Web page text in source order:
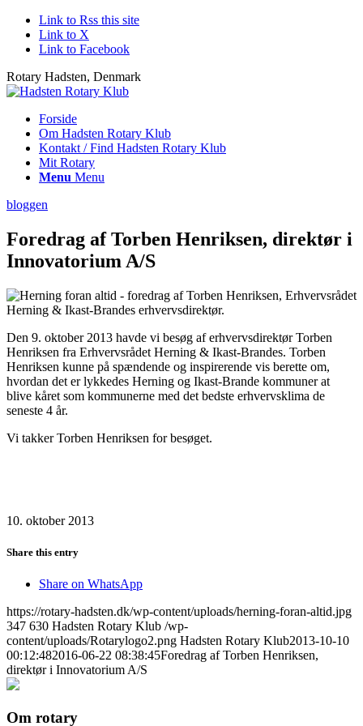
Link to Rss this site
Link to X
Link to Facebook
Rotary Hadsten, Denmark
Forside
Om Hadsten Rotary Klub
Kontakt / Find Hadsten Rotary Klub
Mit Rotary
Menu Menu
bloggen
Foredrag af Torben Henriksen, direktør i
Innovatorium A/S
Den 9. oktober 2013 havde vi besøg af erhvervsdirektør Torben
Henriksen fra Erhvervsrådet Herning & Ikast-Brandes. Torben
Henriksen kunne på spændende og inspirerende vis berette om,
hvordan det er lykkedes Herning og Ikast-Brande kommuner at
blive kåret som kommunerne med det bedste erhvervsklima de
seneste 4 år.
Vi takker Torben Henriksen for besøget.
10. oktober 2013
Share this entry
Share on WhatsApp
https://rotary-hadsten.dk/wp-content/uploads/herning-foran-altid.jpg
347 630 Hadsten Rotary Klub /wp-
content/uploads/Rotarylogo2.png Hadsten Rotary Klub2013-10-10
00:12:482016-06-22 08:38:45Foredrag af Torben Henriksen,
direktør i Innovatorium A/S
Om rotary